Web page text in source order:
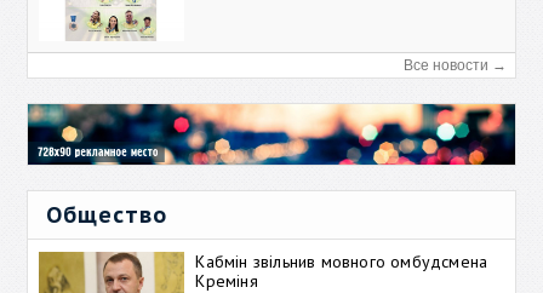
Все новости →
Общество
Кабмін звільнив мовного омбудсмена
Креміня